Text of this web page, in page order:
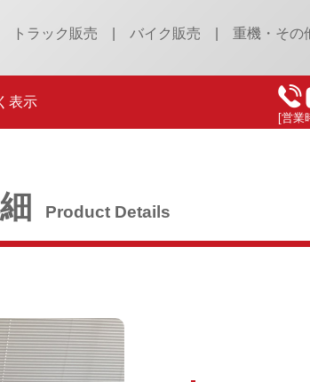
トラック販売 バイク販売
重機・その
表示
[営業
Product Details